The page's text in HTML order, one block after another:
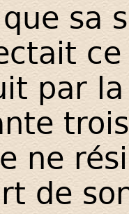
sa
par
ne
de